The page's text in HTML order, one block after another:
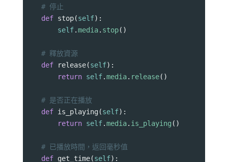
# 停止
def stop(self):
self.media. stop()
# 釋放資源
def
release(self):
return self.media. release()
# 是否正在播放
def is_playing(self):
return self.media. is_playing ()
# 已播放時間，返回毫秒值
def get_time(self):